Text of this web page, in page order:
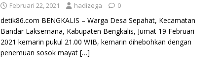
Februari 22, 2021 hadizega 0
detik86.com BENGKALIS – Warga Desa Sepahat, Kecamatan
Bandar Laksemana, Kabupaten Bengkalis, Jumat 19 Februari
2021 kemarin pukul 21.00 WIB, kemarin dihebohkan dengan
penemuan sosok mayat […]